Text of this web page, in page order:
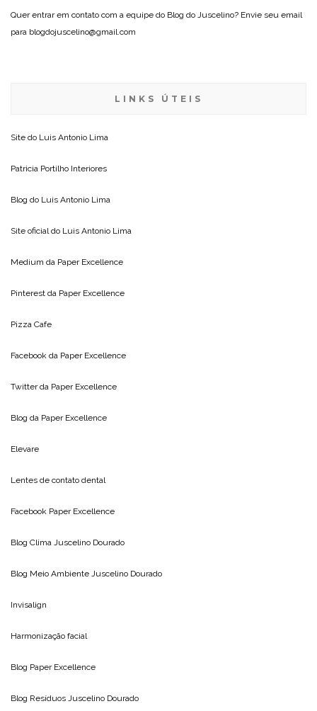
Quer entrar em contato com a equipe do Blog do Juscelino? Envie seu email
para blogdojuscelino@gmail.com
LINKS ÚTEIS
Site do Luis Antonio Lima
Patricia Portilho Interiores
Blog do Luis Antonio Lima
Site oficial do Luis Antonio Lima
Medium da Paper Excellence
Pinterest da Paper Excellence
Pizza Cafe
Facebook da Paper Excellence
Twitter da Paper Excellence
Blog da Paper Excellence
Elevare
Lentes de contato dental
Facebook Paper Excellence
Blog Clima Juscelino Dourado
Blog Meio Ambiente Juscelino Dourado
Invisalign
Harmonização facial
Blog Paper Excellence
Blog Resíduos Juscelino Dourado